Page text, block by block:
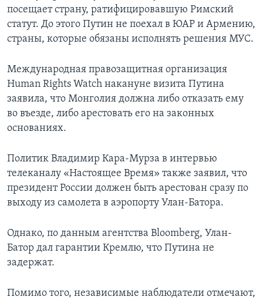
посещает страну, ратифицировавшую Римский
статут. До этого Путин не поехал в ЮАР и Армению,
страны, которые обязаны исполнять решения МУС.
Международная правозащитная организация
Human Rights Watch накануне визита Путина
заявила, что Монголия должна либо отказать ему
во въезде, либо арестовать его на законных
основаниях.
Политик Владимир Кара-Мурза в интервью
телеканалу «Настоящее Время» также заявил, что
президент России должен быть арестован сразу по
выходу из самолета в аэропорту Улан-Батора.
Однако, по данным агентства Bloomberg, Улан-
Батор дал гарантии Кремлю, что Путина не
задержат.
Помимо того, независимые наблюдатели отмечают,